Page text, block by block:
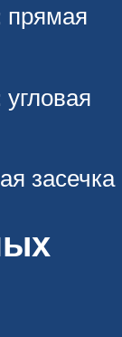
прямая
засечка